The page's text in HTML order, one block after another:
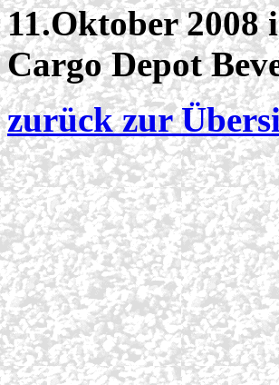
11.Oktober 2008
Cargo Depot
zurück zur